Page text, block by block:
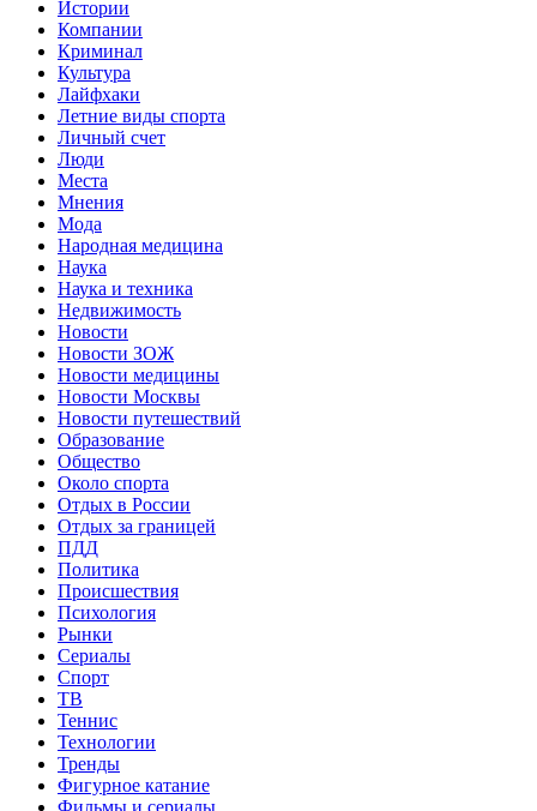
Истории
Компании
Криминал
Культура
Лайфхаки
Летние виды спорта
Личный счет
Люди
Места
Мнения
Мода
Народная медицина
Наука
Наука и техника
Недвижимость
Новости
Новости ЗОЖ
Новости медицины
Новости Москвы
Новости путешествий
Образование
Общество
Около спорта
Отдых в России
Отдых за границей
ПДД
Политика
Происшествия
Психология
Рынки
Сериалы
Спорт
ТВ
Теннис
Технологии
Тренды
Фигурное катание
Фильмы и сериалы